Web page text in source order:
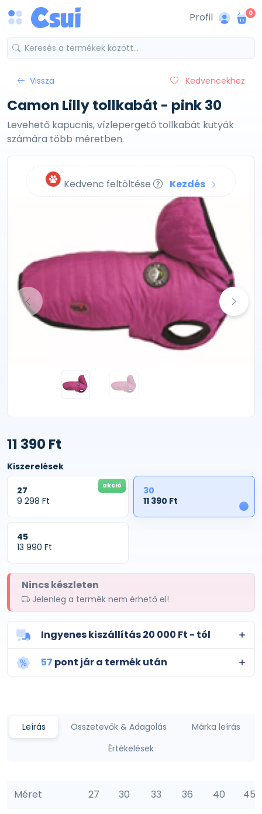
Profil 0
Vissza Kedvencekhez
Camon Lilly tollkabát - pink 30
Levehető kapucnis, vízlepergető tollkabát kutyák
számára több méretben.
Kedvenc feltöltése Kezdés
11 390 Ft
Kiszerelések
akció
27
9 298 Ft
1
30
11 390 Ft
45
13 990 Ft
Nincs készleten
Jelenleg a termék nem érhető el!
Ingyenes kiszállítás 20 000 Ft - tól
57 pont jár a termék után
Leírás Összetevők & Adagolás
Márka leírás
Értékelések
Méret 27 30 33 36 40 45